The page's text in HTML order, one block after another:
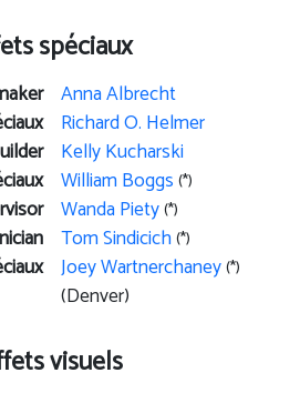
spéciaux
Anna Albrecht
Richard O. Helmer
Kelly Kucharski
William Boggs (*)
Wanda Piety(*)
Tom Sindicich(*)
Joey Wartnerchaney(*)
(Denver)
visuels